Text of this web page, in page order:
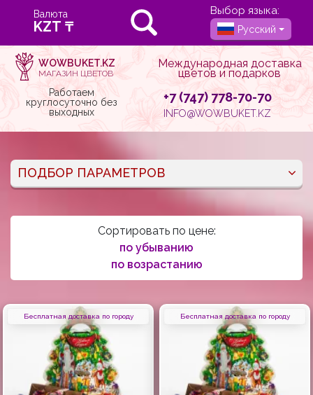
Валюта Выбор языка:
Русский
WOWBUKET.KZ
МАГАЗИН ЦВЕТОВ
Международная доставка
цветов и подарков
Работаем
круглосуточно без
выходных
+7 (747) 778-70-70
INFO@WOWBUKET.KZ
ПОДБОР ПАРАМЕТРОВ
Сортировать по цене:
по убыванию
по возрастанию
Бесплатная доставка по городу Бесплатная доставка по городу